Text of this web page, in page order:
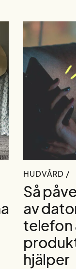
HUDVÅRD /
Så
av
telefon
hjälper